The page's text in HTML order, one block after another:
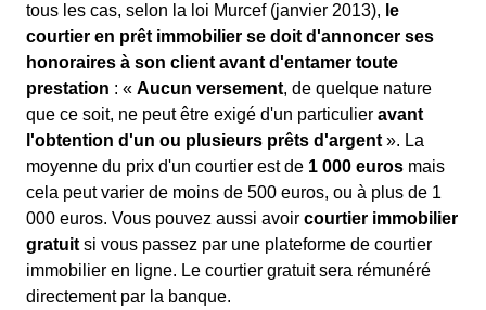
tous les cas, selon la loi Murcef (janvier 2013), le
courtier en prêt immobilier se doit d'annoncer ses
honoraires à son client avant d'entamer toute
prestation : « Aucun versement, de quelque nature
que ce soit, ne peut être exigé d'un particulier avant
l'obtention d'un ou plusieurs prêts d'argent ». La
moyenne du prix d'un courtier est de 1 000 euros mais
cela peut varier de moins de 500 euros, ou à plus de 1
000 euros. Vous pouvez aussi avoir courtier immobilier
gratuit si vous passez par une plateforme de courtier
immobilier en ligne. Le courtier gratuit sera rémunéré
directement par la banque.